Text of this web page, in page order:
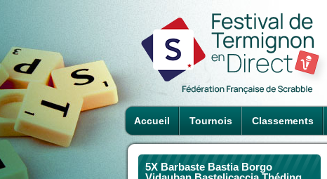
Accueil Tournois Classements
5X Barbaste Bastia Borgo